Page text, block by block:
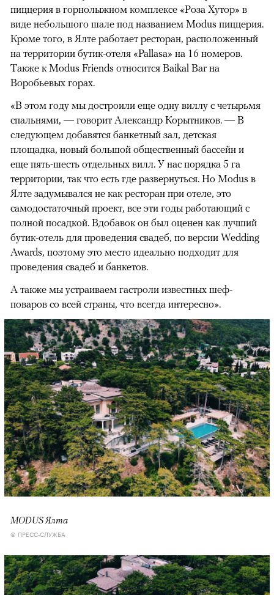
пиццерия в горнолыжном комплексе «Роза Хутор» в
виде небольшого шале под названием Modus пиццерия.
Кроме того, в Ялте работает ресторан, расположенный
на территории бутик-отеля «Pallasa» на 16 номеров.
Также к Modus Friends относится Baikal Bar на
Воробьевых горах.
«В этом году мы достроили еще одну виллу с четырьмя
спальнями, — говорит Александр Корытников. — В
следующем добавятся банкетный зал, детская
площадка, новый большой общественный бассейн и
еще пять-шесть отдельных вилл. У нас порядка 5 га
территории, так что есть где развернуться. Но Modus в
Ялте задумывался не как ресторан при отеле, это
самодостаточный проект, все эти годы работающий с
полной посадкой. Вдобавок он был оценен как лучший
бутик-отель для проведения свадеб, по версии Wedding
Awards, поэтому это место идеально подходит для
проведения свадеб и банкетов.
А также мы устраиваем гастроли известных шеф-
поваров со всей страны, что всегда интересно».
MODUS Ялта
© ПРЕСС-СЛУЖБА